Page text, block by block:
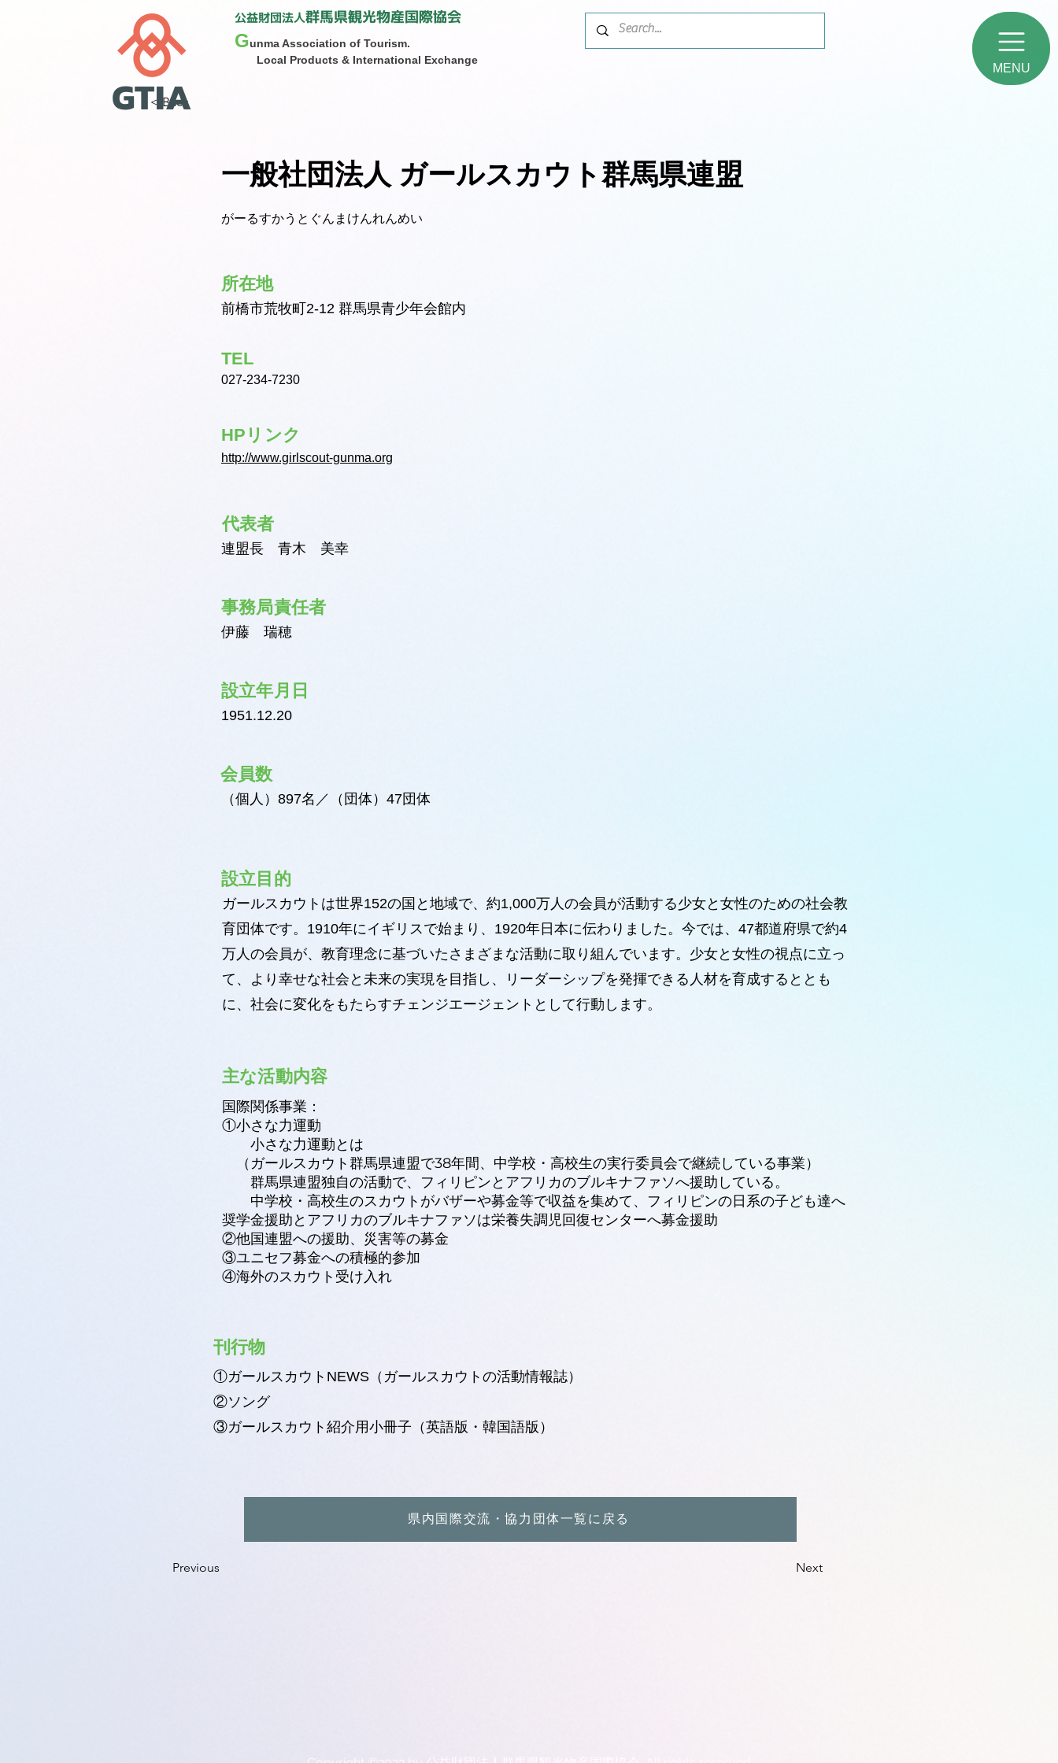
MENU
< Back
一般社団法人 ガールスカウト群馬県連盟
がーるすかうとぐんまけんれんめい
所在地
前橋市荒牧町2-12 群馬県青少年会館内
TEL
027-234-7230
HPリンク
http://www.girlscout-gunma.org
代表者
連盟長 青木 美幸
事務局責任者
伊藤 瑞穂
設立年月日
1951.12.20
会員数
（個人）897名／（団体）47団体
設立目的
ガールスカウトは世界152の国と地域で、約1,000万人の会員が活動する少女と女性のための社会教
育団体です。1910年にイギリスで始まり、1920年日本に伝わりました。今では、47都道府県で約4
万人の会員が、教育理念に基づいたさまざまな活動に取り組んでいます。少女と女性の視点に立っ
て、より幸せな社会と未来の実現を目指し、リーダーシップを発揮できる人材を育成するととも
に、社会に変化をもたらすチェンジエージェントとして行動します。
主な活動内容
国際関係事業：
①小さな力運動
小さな力運動とは
（ガールスカウト群馬県連盟で38年間、中学校・高校生の実行委員会で継続している事業）
群馬県連盟独自の活動で、フィリピンとアフリカのブルキナファソへ援助している。
中学校・高校生のスカウトがバザーや募金等で収益を集めて、フィリピンの日系の子ども達へ
奨学金援助とアフリカのブルキナファソは栄養失調児回復センターへ募金援助
②他国連盟への援助、災害等の募金
③ユニセフ募金への積極的参加
④海外のスカウト受け入れ
刊行物
①ガールスカウトNEWS（ガールスカウトの活動情報誌）
②ソング
③ガールスカウト紹介用小冊子（英語版・韓国語版）
県内国際交流・協力団体一覧に戻る
Previous Next
GTIA
公益財団法人群馬県観光物産国際協会
Gunma Association of Tourism.
Local Products & International Exchange